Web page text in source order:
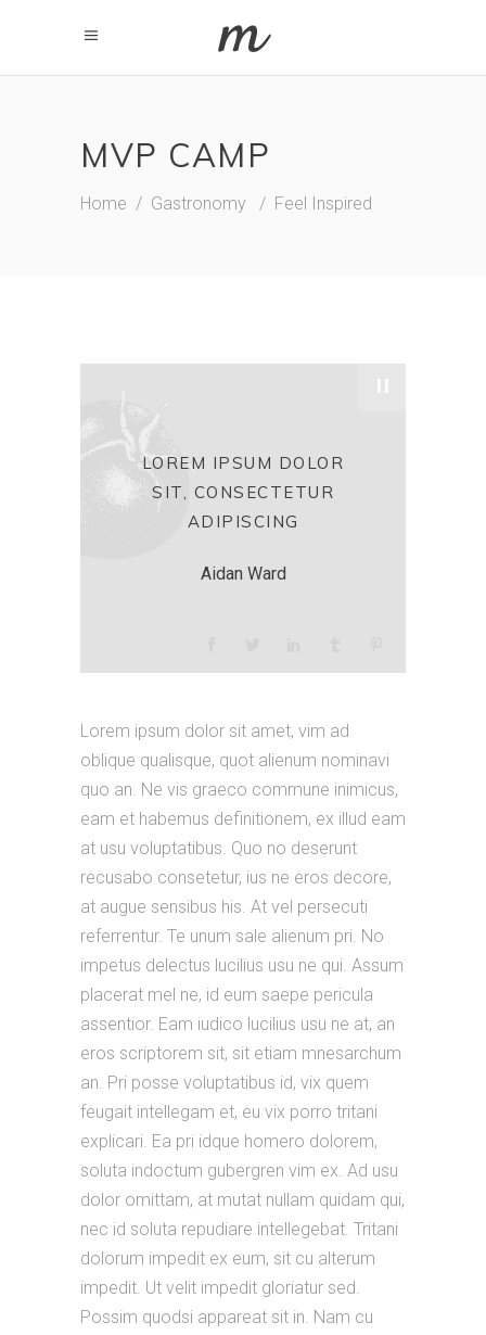
MVP CAMP
Home / Gastronomy / Feel Inspired
"
LOREM IPSUM DOLOR
SIT, CONSECTETUR
ADIPISCING
Aidan Ward
Lorem ipsum dolor sit amet, vim ad
oblique qualisque, quot alienum nominavi
quo an. Ne vis graeco commune inimicus,
eam et habemus definitionem, ex illud eam
at usu voluptatibus. Quo no deserunt
recusabo consetetur, ius ne eros decore,
at augue sensibus his. At vel persecuti
referrentur. Te unum sale alienum pri. No
impetus delectus lucilius usu ne qui. Assum
placerat mel ne, id eum saepe pericula
assentior. Eam iudico lucilius usu ne at, an
eros scriptorem sit, sit etiam mnesarchum
an. Pri posse voluptatibus id, vix quem
feugait intellegam et, eu vix porro tritani
explicari. Ea pri idque homero dolorem,
soluta indoctum gubergren vim ex. Ad usu
dolor omittam, at mutat nullam quidam qui,
nec id soluta repudiare intellegebat. Tritani
dolorum impedit ex eum, sit cu alterum
impedit. Ut velit impedit gloriatur sed.
Possim quodsi appareat sit in. Nam cu